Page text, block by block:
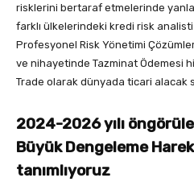
risklerini bertaraf etmelerinde
farklı ülkelerindeki kredi risk
Profesyonel Risk Yönetimi
ve nihayetinde Tazminat Ödemesi
Trade olarak dünyada ticari alacak
2024-2026 yılı
Büyük Dengeleme
tanımlıyoruz